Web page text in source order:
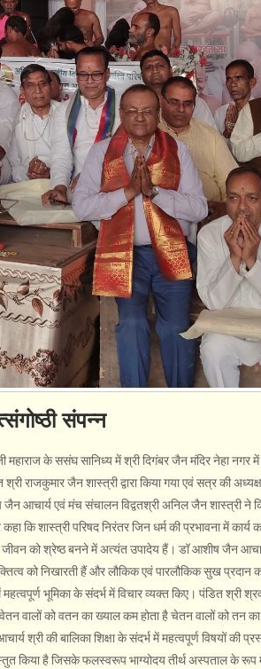
संपन्न
महाराज के ससंघ सानिध्य में श्री दिगंबर जैन मंदिर नेहा नगर
श्री राजकुमार जैन शास्त्री द्वारा किया गया एवं सत्र की
जैन आचार्य एवं मंच संचालन विद्वतश्री अनिल जैन शास्त्री ने
कि शास्त्री परिषद निरंतर जिन धर्म की प्रभावना में कार्य
जीवन को श्रेष्ठ बनने में अत्यंत उपादेय हैं। डॉ आशीष जैन
को निखारती हैं और लौकिक एवं पारलौकिक सुख प्रदान
भूमिका के संदर्भ में विचार व्यक्त किए। पंडित श्री
वालों को वतन का ख्याल कम होता है चेतन वालों को तन
श्री की बालिका शिक्षा के संदर्भ में महत्वपूर्ण विषयों की
किया है जिसके फलस्वरूप भाग्योदय तीर्थ अस्पताल के